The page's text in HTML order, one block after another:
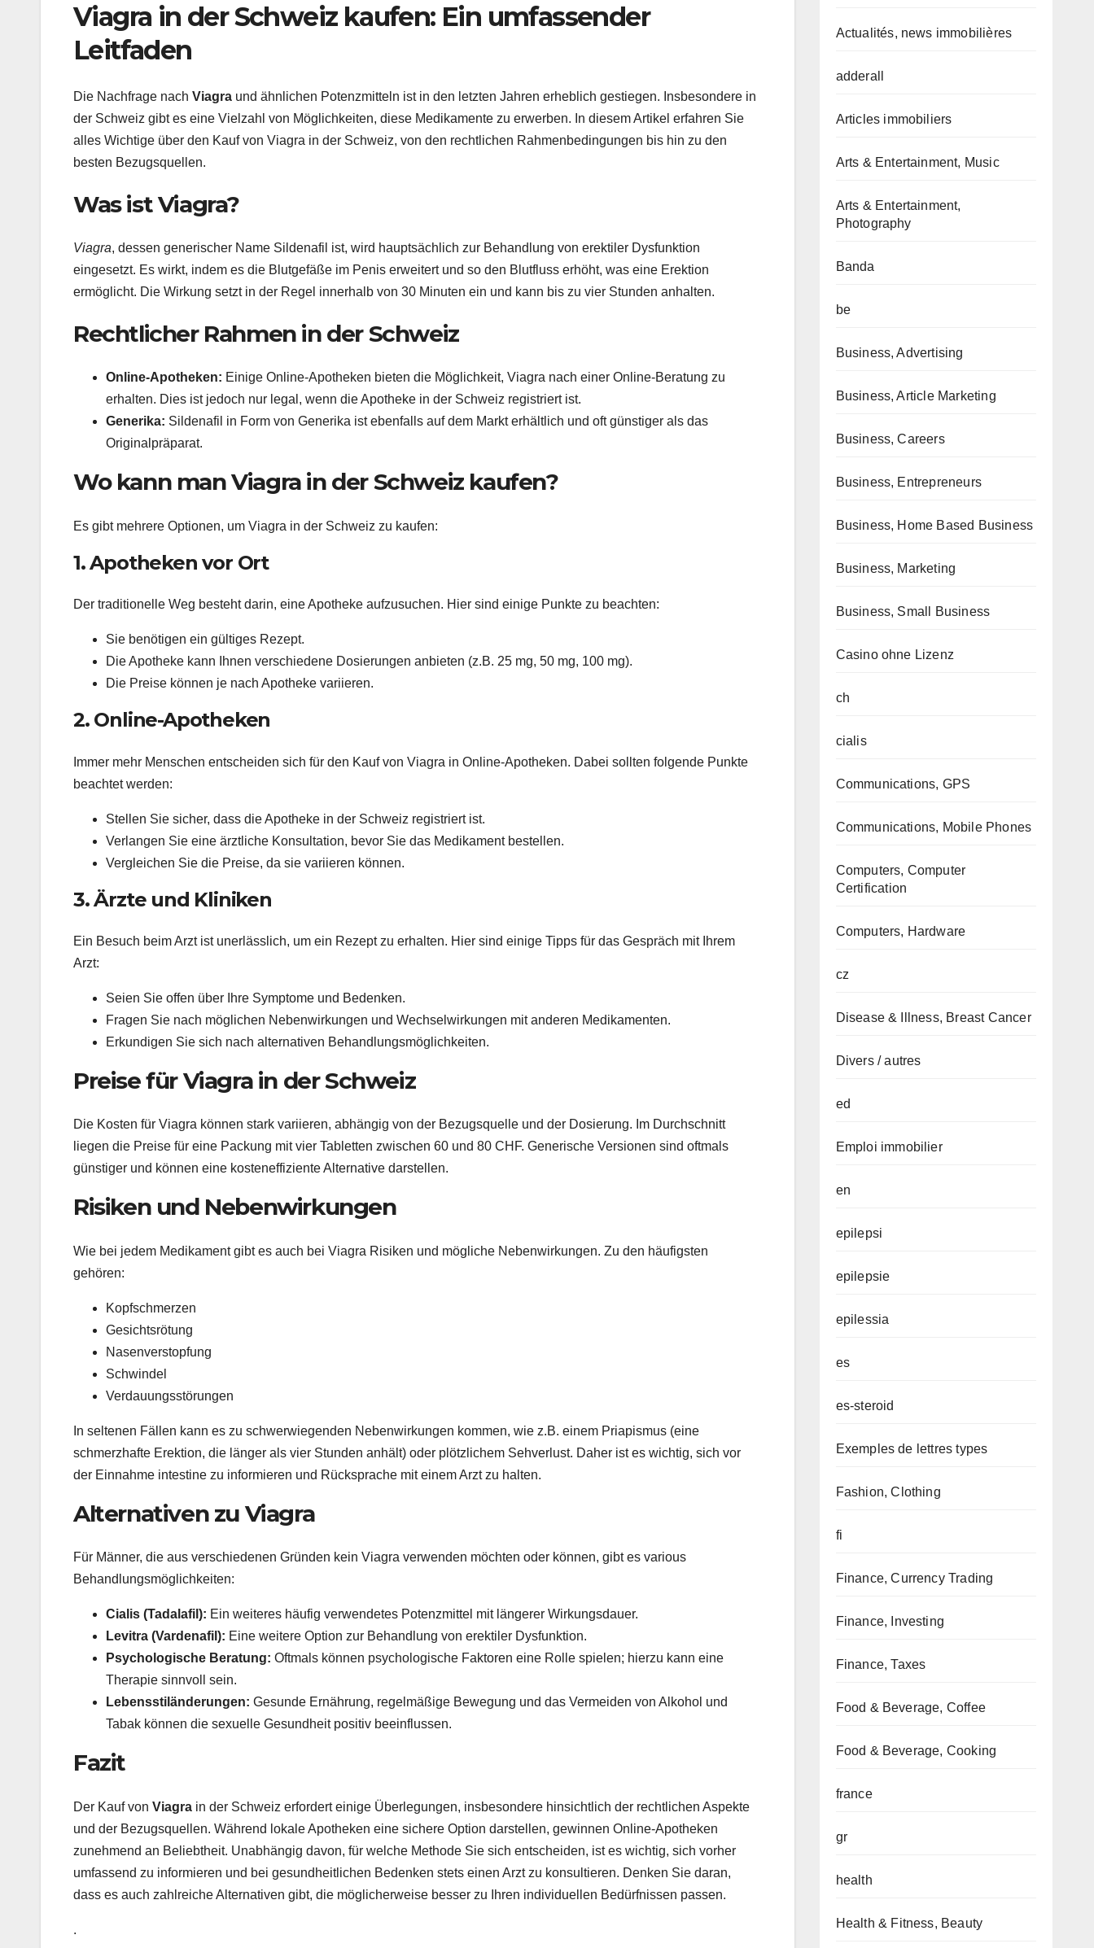
Viagra in der Schweiz kaufen: Ein umfassender
Leitfaden
Die Nachfrage nach Viagra und ähnlichen Potenzmitteln ist in den letzten Jahren erheblich gestiegen. Insbesondere in
der Schweiz gibt es eine Vielzahl von Möglichkeiten, diese Medikamente zu erwerben. In diesem Artikel erfahren Sie
alles Wichtige über den Kauf von Viagra in der Schweiz, von den rechtlichen Rahmenbedingungen bis hin zu den
besten Bezugsquellen.
Was ist Viagra?
Viagra, dessen generischer Name Sildenafil ist, wird hauptsächlich zur Behandlung von erektiler Dysfunktion
eingesetzt. Es wirkt, indem es die Blutgefäße im Penis erweitert und so den Blutfluss erhöht, was eine Erektion
ermöglicht. Die Wirkung setzt in der Regel innerhalb von 30 Minuten ein und kann bis zu vier Stunden anhalten.
Rechtlicher Rahmen in der Schweiz
Online-Apotheken: Einige Online-Apotheken bieten die Möglichkeit, Viagra nach einer Online-Beratung zu
erhalten. Dies ist jedoch nur legal, wenn die Apotheke in der Schweiz registriert ist.
Generika: Sildenafil in Form von Generika ist ebenfalls auf dem Markt erhältlich und oft günstiger als das
Originalpräparat.
Wo kann man Viagra in der Schweiz kaufen?
Es gibt mehrere Optionen, um Viagra in der Schweiz zu kaufen:
1. Apotheken vor Ort
Der traditionelle Weg besteht darin, eine Apotheke aufzusuchen. Hier sind einige Punkte zu beachten:
Sie benötigen ein gültiges Rezept.
Die Apotheke kann Ihnen verschiedene Dosierungen anbieten (z.B. 25 mg, 50 mg, 100 mg).
Die Preise können je nach Apotheke variieren.
2. Online-Apotheken
Immer mehr Menschen entscheiden sich für den Kauf von Viagra in Online-Apotheken. Dabei sollten folgende Punkte
beachtet werden:
Stellen Sie sicher, dass die Apotheke in der Schweiz registriert ist.
Verlangen Sie eine ärztliche Konsultation, bevor Sie das Medikament bestellen.
Vergleichen Sie die Preise, da sie variieren können.
3. Ärzte und Kliniken
Ein Besuch beim Arzt ist unerlässlich, um ein Rezept zu erhalten. Hier sind einige Tipps für das Gespräch mit Ihrem
Arzt:
Seien Sie offen über Ihre Symptome und Bedenken.
Fragen Sie nach möglichen Nebenwirkungen und Wechselwirkungen mit anderen Medikamenten.
Erkundigen Sie sich nach alternativen Behandlungsmöglichkeiten.
Preise für Viagra in der Schweiz
Die Kosten für Viagra können stark variieren, abhängig von der Bezugsquelle und der Dosierung. Im Durchschnitt
liegen die Preise für eine Packung mit vier Tabletten zwischen 60 und 80 CHF. Generische Versionen sind oftmals
günstiger und können eine kosteneffiziente Alternative darstellen.
Risiken und Nebenwirkungen
Wie bei jedem Medikament gibt es auch bei Viagra Risiken und mögliche Nebenwirkungen. Zu den häufigsten
gehören:
Kopfschmerzen
Gesichtsrötung
Nasenverstopfung
Schwindel
Verdauungsstörungen
In seltenen Fällen kann es zu schwerwiegenden Nebenwirkungen kommen, wie z.B. einem Priapismus (eine
schmerzhafte Erektion, die länger als vier Stunden anhält) oder plötzlichem Sehverlust. Daher ist es wichtig, sich vor
der Einnahme intestine zu informieren und Rücksprache mit einem Arzt zu halten.
Alternativen zu Viagra
Für Männer, die aus verschiedenen Gründen kein Viagra verwenden möchten oder können, gibt es various
Behandlungsmöglichkeiten:
Cialis (Tadalafil): Ein weiteres häufig verwendetes Potenzmittel mit längerer Wirkungsdauer.
Levitra (Vardenafil): Eine weitere Option zur Behandlung von erektiler Dysfunktion.
Psychologische Beratung: Oftmals können psychologische Faktoren eine Rolle spielen; hierzu kann eine
Therapie sinnvoll sein.
Lebensstiländerungen: Gesunde Ernährung, regelmäßige Bewegung und das Vermeiden von Alkohol und
Tabak können die sexuelle Gesundheit positiv beeinflussen.
Fazit
Der Kauf von Viagra in der Schweiz erfordert einige Überlegungen, insbesondere hinsichtlich der rechtlichen Aspekte
und der Bezugsquellen. Während lokale Apotheken eine sichere Option darstellen, gewinnen Online-Apotheken
zunehmend an Beliebtheit. Unabhängig davon, für welche Methode Sie sich entscheiden, ist es wichtig, sich vorher
umfassend zu informieren und bei gesundheitlichen Bedenken stets einen Arzt zu konsultieren. Denken Sie daran,
dass es auch zahlreiche Alternativen gibt, die möglicherweise besser zu Ihren individuellen Bedürfnissen passen.
.
Actualités, news immobilières
adderall
Articles immobiliers
Arts & Entertainment, Music
Arts & Entertainment,
Photography
Banda
be
Business, Advertising
Business, Article Marketing
Business, Careers
Business, Entrepreneurs
Business, Home Based Business
Business, Marketing
Business, Small Business
Casino ohne Lizenz
ch
cialis
Communications, GPS
Communications, Mobile Phones
Computers, Computer
Certification
Computers, Hardware
cz
Disease & Illness, Breast Cancer
Divers / autres
ed
Emploi immobilier
en
epilepsi
epilepsie
epilessia
es
es-steroid
Exemples de lettres types
Fashion, Clothing
fi
Finance, Currency Trading
Finance, Investing
Finance, Taxes
Food & Beverage, Coffee
Food & Beverage, Cooking
france
gr
health
Health & Fitness, Beauty